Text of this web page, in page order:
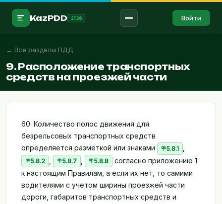
KazPDD 2026 Войти
Войти в аккаунт →
RU ҚАЗ
Разметка
Штрафы
Мед.помощь
← Все разделы ПДД
9. Расположение транспортных
средств на проезжей части
60. Количество полос движения для
безрельсовых транспортных средств
определяется разметкой или знаками
5.8.1
5.8.2 5.8.7 5.8.8
согласно приложению 1
к настоящим Правилам, а если их нет, то самими
водителями с учетом ширины проезжей части
дороги, габаритов транспортных средств и